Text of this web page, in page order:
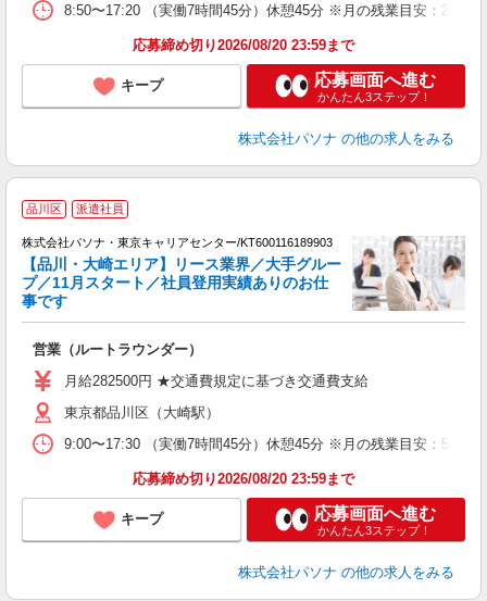
8:50〜17:20 （実働7時間45分）休憩45分 ※月の残業目安：20時
応募締め切り2026/08/20 23:59まで
キープ 応募画面へ進む
かんたん3ステップ！
株式会社パソナ の他の求人をみる
品川区 派遣社員
株式会社パソナ・東京キャリアセンター/KT600116189903
【品川・大崎エリア】リース業界／大手グルー
プ／11月スタート／社員登用実績ありのお仕
事です
営業（ルートラウンダー）
月給282500円 ★交通費規定に基づき交通費支給
東京都品川区（大崎駅）
9:00〜17:30 （実働7時間45分）休憩45分 ※月の残業目安：5時
応募締め切り2026/08/20 23:59まで
キープ 応募画面へ進む
かんたん3ステップ！
株式会社パソナ の他の求人をみる